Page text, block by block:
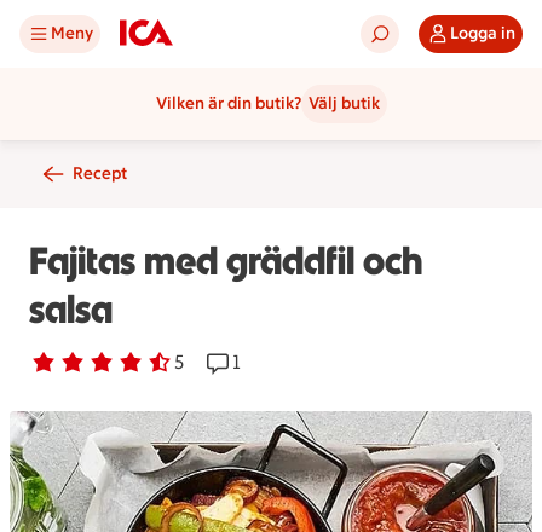
Meny Logga in
Vilken är din butik? Välj butik
Recept
Fajitas med gräddfil och
salsa
Betyg 4.2 av 5. 5
5 personer har röstatReceptet har 1 kommentarer
1